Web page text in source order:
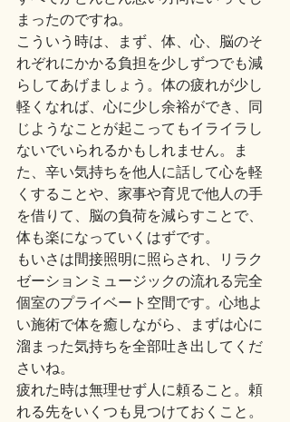
まったのですね。
こういう時は、まず、体、心、脳のそ
れぞれにかかる負担を少しずつでも減
らしてあげましょう。体の疲れが少し
軽くなれば、心に少し余裕ができ、同
じようなことが起こってもイライラし
ないでいられるかもしれません。ま
た、辛い気持ちを他人に話して心を軽
くすることや、家事や育児で他人の手
を借りて、脳の負荷を減らすことで、
体も楽になっていくはずです。
もいさは間接照明に照らされ、リラク
ゼーションミュージックの流れる完全
個室のプライベート空間です。心地よ
い施術で体を癒しながら、まずは心に
溜まった気持ちを全部吐き出してくだ
さいね。
疲れた時は無理せず人に頼ること。頼
れる先をいくつも見つけておくこと。